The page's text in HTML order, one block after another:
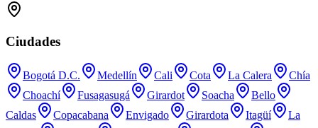
Ciudades
Bogotá D.C. Medellín Cali Cota La Calera
Chía
Choachí
Fusagasugá Girardot Soacha
Bello
Caldas
Copacabana Envigado Girardota Itagüí
La